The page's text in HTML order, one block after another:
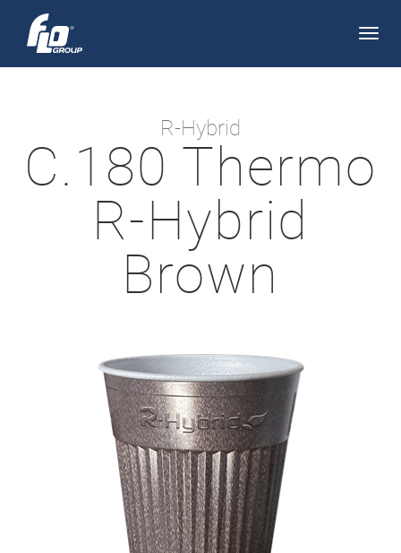
R-Hybrid
C.180 Thermo
R-Hybrid
Brown